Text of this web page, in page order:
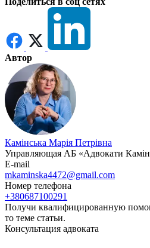
Автор
Камінська Марія Петрівна
Управляющая АБ «Адвокати
E-mail
mkaminska4472@gmail.com
Номер телефона
+380687100291
Получи квалифицированную
то теме статьи.
Консультация адвоката